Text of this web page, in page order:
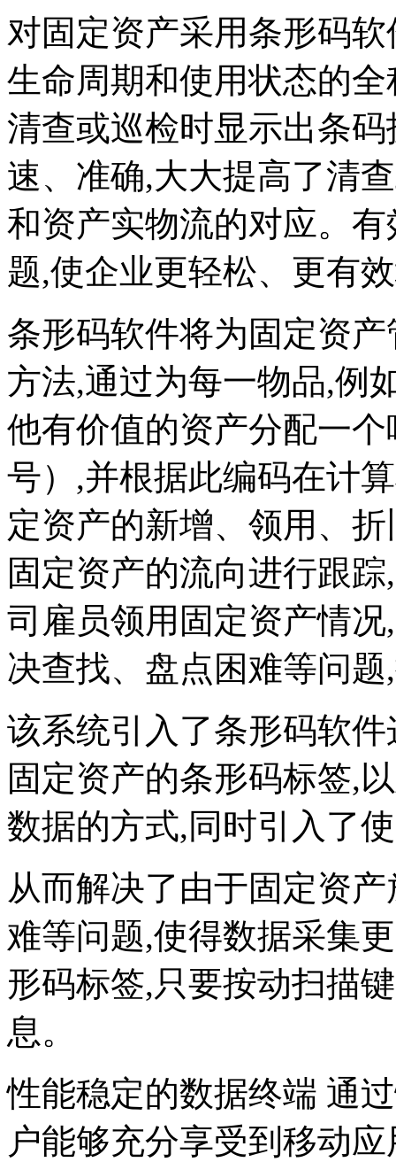
对固定资产采用条形码
生命周期和使用状态的
清查或巡检时显示出条
速、准确,大大提高了清
和资产实物流的对应。
题,使企业更轻松、更有
条形码软件将为固定资
方法,通过为每一物品,例
他有价值的资产分配一
号）,并根据此编码在计
定资产的新增、领用、
固定资产的流向进行跟
司雇员领用固定资产情
决查找、盘点困难等问
该系统引入了条形码软
固定资产的条形码标签,
数据的方式,同时引入
从而解决了由于固定资
难等问题,使得数据采集
形码标签,只要按动扫描
息。
性能稳定的数据终端 通
户能够充分享受到移动